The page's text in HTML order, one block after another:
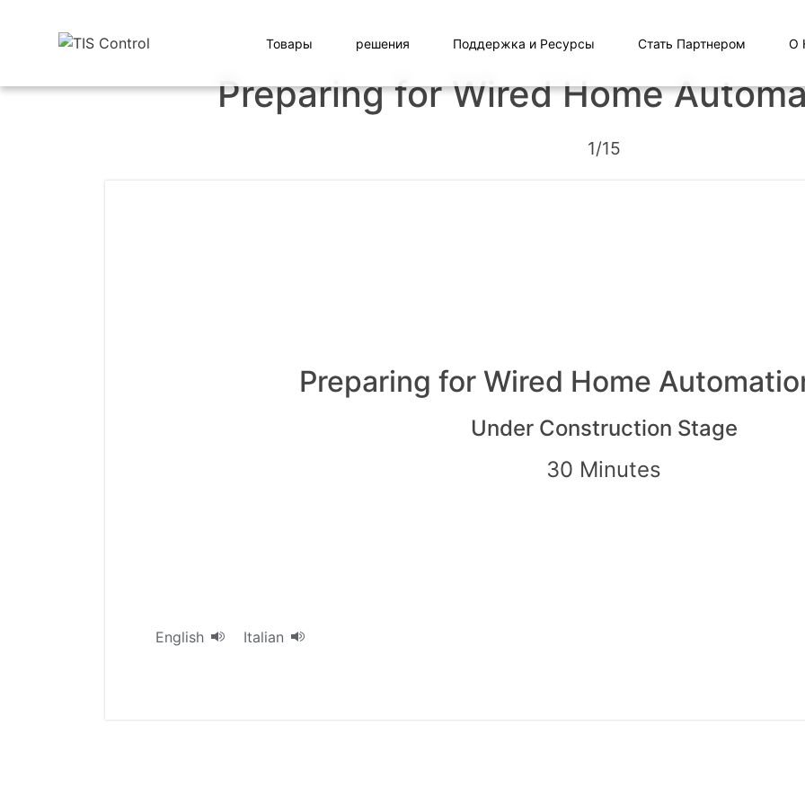
Товары решения Поддержка и Ресурсы Стать Партнером О
Preparing for Wired Home
1/15
Preparing for Wired Home
Under Construction Stage
30 Minutes
English Italian